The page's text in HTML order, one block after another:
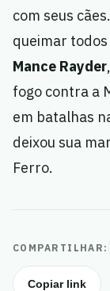
com seus cães.
queimar
Mance Rayder
fogo contra a
em batalhas
deixou sua
Ferro.
COMPARTILHAR:
Copiar link